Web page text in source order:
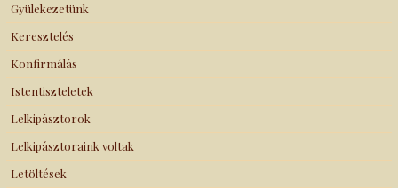
Gyülekezetünk
Keresztelés
Konfirmálás
Istentiszteletek
Lelkipásztorok
Lelkipásztoraink voltak
Letöltések